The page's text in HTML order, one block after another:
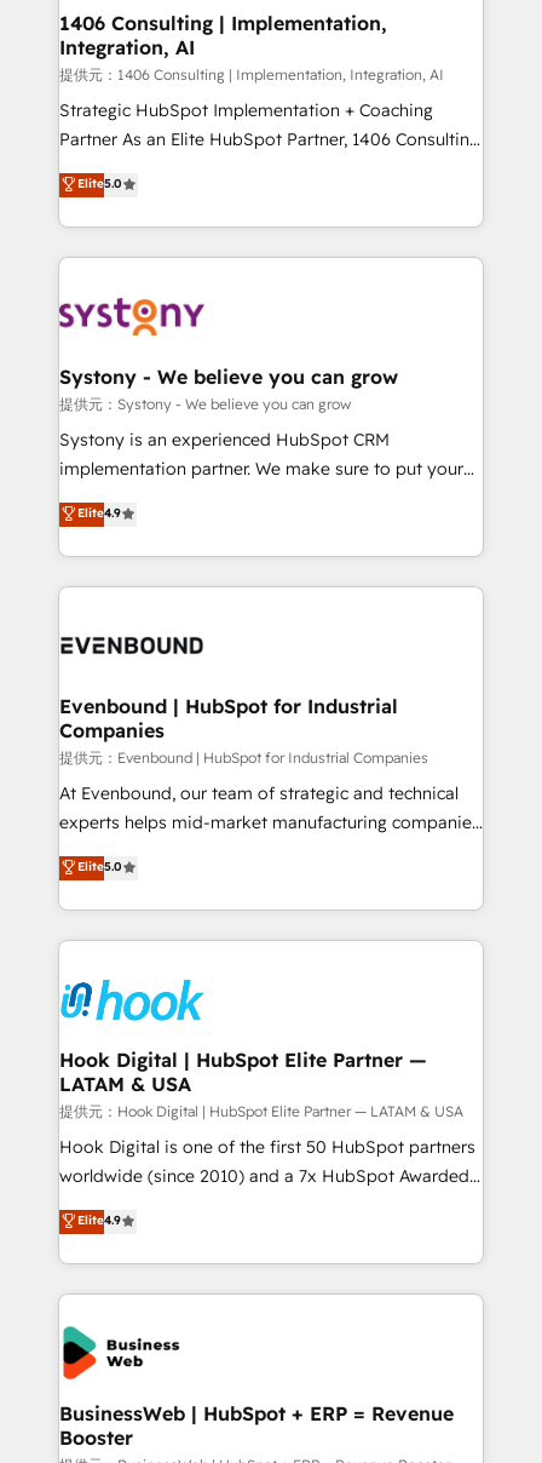
allowing companies to optimize processes and meet
the needs of the customer. We are part of Impresoft
Group, a group of specialized and complementary
companies that divide their offer into 4
Competence Centers: Smart Manufacturing,
The synergies generated by these integrations,
together with the combination of talents, skills,
to accompany companies on their digital
transformation journey.
1406 Consulting | Implementation,
Integration, AI
提供元：1406 Consulting | Implementation, Integration, AI
Strategic HubSpot Implementation + Coaching
Partner As an Elite HubSpot Partner, 1406 Consulting
helps mid-market revenue teams transform how
they sell, market, and serve. We don't just build your
HubSpot—we teach your team to own it, then stay
to help you keep winning. What We Do ⚙️ CRM
Data & Content 📈 Sales & Marketing Alignment +
Agent Creation 🔄 Custom Integrations & Data
Migration Why 1406 We become part of your team.
Your team learns while we build. We fix what others
broke. Built for mid-market reality—practical
constraints. By the Numbers 🏆 Top 1% of all
HubSpot partners 🔄 Top 5% globally in client
and sales ops at mid-market companies ready to
Elite5.0
Systony - We believe you can grow
提供元：Systony - We believe you can grow
Systony is an experienced HubSpot CRM
implementation partner. We make sure to put your
organization's needs and goals first and think along
with your organization. We are only satisfied once
you are too. Why Systony? - 20+ years of
experience with CRM, Marketing, Sales & Service
Own back-end developers - Complex data
View, SuperOffice) - Custom integrations (e.g. MS
Business Central, Navision, AX, SAP, Exact, AFAS) We
focus on growing B2B companies in the SME sector
such as manufacturing, SaaS, business services and
wholesaler companies. As an experienced HubSpot
That's why we have developed a step-by-step
implementation process that focuses on user
strive for optimal customer processes and
experiences. Systony – We believe you can grow!
Elite4.9
Evenbound | HubSpot for Industrial
Companies
提供元：Evenbound | HubSpot for Industrial Companies
At Evenbound, our team of strategic and technical
experts helps mid-market manufacturing companies
achieve real growth. We specialize in delivering
tailored solutions that drive results by leveraging
HubSpot’s platform and data to fuel success.
Technical Solutions: - HubSpot Technical Consulting -
Onboarding - Data Migration & Integrations -
Technical Audit & Optimization Strategic Solutions: -
Revenue Operations - Inbound Marketing -
Outbound Marketing - HubSpot CMS Website
Design & Development We empower our clients to
reach their full potential by providing transparent,
relationship-driven support. With over 300 HubSpot
technical know-how and strategic guidance you
need to succeed.
Elite5.0
Hook Digital | HubSpot Elite Partner —
LATAM & USA
提供元：Hook Digital | HubSpot Elite Partner — LATAM & USA
Hook Digital is one of the first 50 HubSpot partners
worldwide (since 2010) and a 7x HubSpot Awarded
Elite Partner. With 500+ projects across the U.S.,
Brazil, and LATAM, we combine global expertise with
regional experience. Today, we are Brazil’s largest
HubSpot Elite Partner—trusted by companies across
the Americas to scale smarter. ⚙️ CRM
Implementation & Migration Onboarding across all
Hubs, plus migrations from Salesforce, Pipedrive, RD
Station, Freshdesk, Intercom, and more. Custom
objects, automations, and integrations built for
Elite4.9
BusinessWeb | HubSpot + ERP = Revenue
Booster